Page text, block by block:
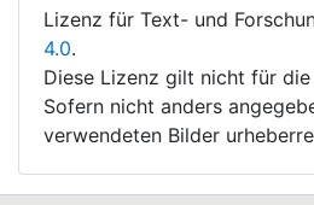
Lizenz für Text- und
4.0.
Diese Lizenz gilt nicht für
Sofern nicht anders
verwendeten Bilder